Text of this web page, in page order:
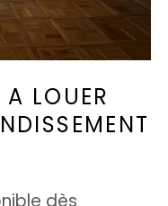
LOUER
dès